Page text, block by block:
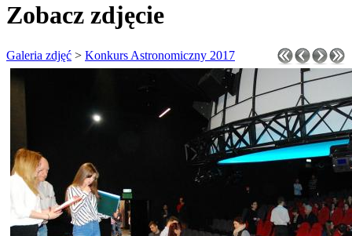
Zobacz zdjęcie
Galeria zdjęć > Konkurs Astronomiczny 2017